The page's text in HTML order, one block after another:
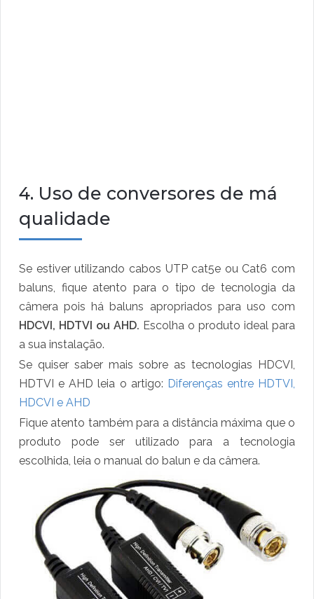
4. Uso de conversores de má
qualidade
Se estiver utilizando cabos UTP cat5e ou Cat6 com
baluns, fique atento para o tipo de tecnologia da
câmera pois há baluns apropriados para uso com
HDCVI, HDTVI ou AHD. Escolha o produto ideal para
a sua instalação.
Se quiser saber mais sobre as tecnologias HDCVI,
HDTVI e AHD leia o artigo: Diferenças entre HDTVI,
HDCVI e AHD
Fique atento também para a distância máxima que o
produto pode ser utilizado para a tecnologia
escolhida, leia o manual do balun e da câmera.